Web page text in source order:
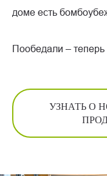
доме есть
Пообедали – теперь
УЗНАТЬ О